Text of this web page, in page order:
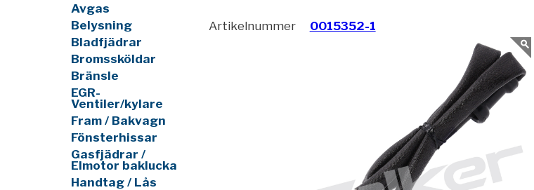
Avgas
Belysning
Bladfjädrar
Bromssköldar
Bränsle
EGR-
Ventiler/kylare
Fram / Bakvagn
Fönsterhissar
Gasfjädrar /
Elmotor baklucka
Handtag / Lås
Artikelnummer 0015352-1